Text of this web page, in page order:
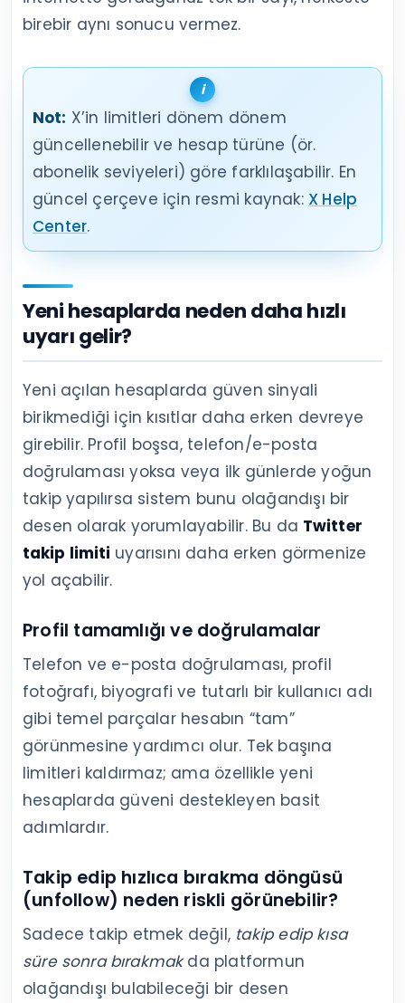
birebir aynı sonucu vermez.
Not: X’in limitleri dönem dönem
güncellenebilir ve hesap türüne (ör.
abonelik seviyeleri) göre farklılaşabilir. En
güncel çerçeve için resmi kaynak: X Help
Center.
Yeni hesaplarda neden daha hızlı
uyarı gelir?
Yeni açılan hesaplarda güven sinyali
birikmediği için kısıtlar daha erken devreye
girebilir. Profil boşsa, telefon/e-posta
doğrulaması yoksa veya ilk günlerde yoğun
takip yapılırsa sistem bunu olağandışı bir
desen olarak yorumlayabilir. Bu da Twitter
takip limiti uyarısını daha erken görmenize
yol açabilir.
Profil tamamlığı ve doğrulamalar
Telefon ve e-posta doğrulaması, profil
fotoğrafı, biyografi ve tutarlı bir kullanıcı adı
gibi temel parçalar hesabın “tam”
görünmesine yardımcı olur. Tek başına
limitleri kaldırmaz; ama özellikle yeni
hesaplarda güveni destekleyen basit
adımlardır.
Takip edip hızlıca bırakma döngüsü
(unfollow) neden riskli görünebilir?
Sadece takip etmek değil, takip edip kısa
süre sonra bırakmakda platformun
olağandışı bulabileceği bir desen